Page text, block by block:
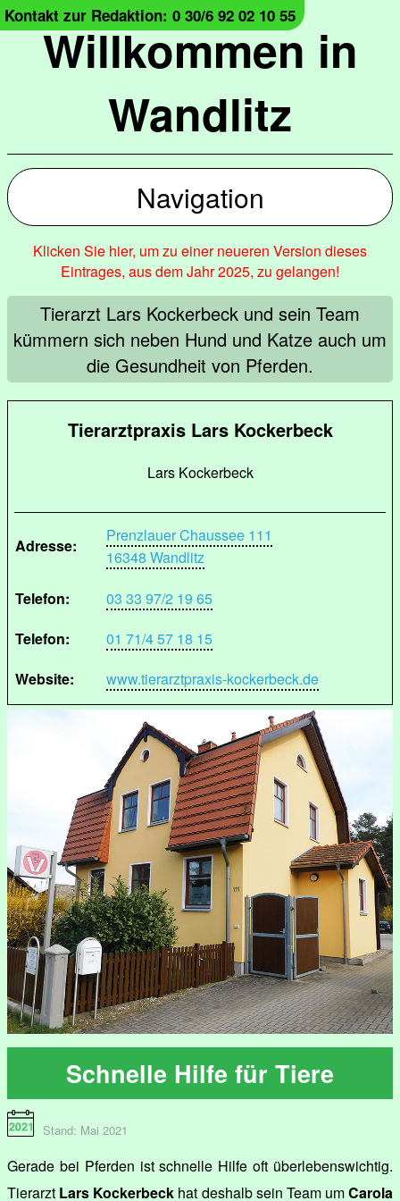
Willkommen in
Wandlitz
Kontakt zur Redaktion: 0 30/6 92 02 10 55
Navigation
Klicken Sie hier, um zu einer neueren Version dieses
Eintrages, aus dem Jahr 2025, zu gelangen!
Tierarzt Lars Kockerbeck und sein Team
kümmern sich neben Hund und Katze auch um
die Gesundheit von Pferden.
Tierarztpraxis Lars Kockerbeck
Lars Kockerbeck
Adresse:
Prenzlauer Chaussee 111
16348 Wandlitz
Telefon:
03 33 97/2 19 65
Telefon:
01 71/4 57 18 15
Website:
www.tierarztpraxis-kockerbeck.de
Schnelle Hilfe für Tiere
Stand: Mai 2021
Gerade bei Pferden ist schnelle Hilfe oft überlebenswichtig.
Tierarzt Lars Kockerbeck hat deshalb sein Team umCarola